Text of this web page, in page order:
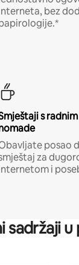
bez
s
posao
za
i
sadržaji